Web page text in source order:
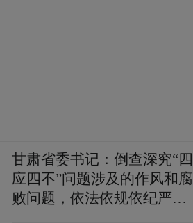
甘肃省委书记：倒查深究“四
应四不”问题涉及的作风和腐
败问题，依法依规依纪严肃